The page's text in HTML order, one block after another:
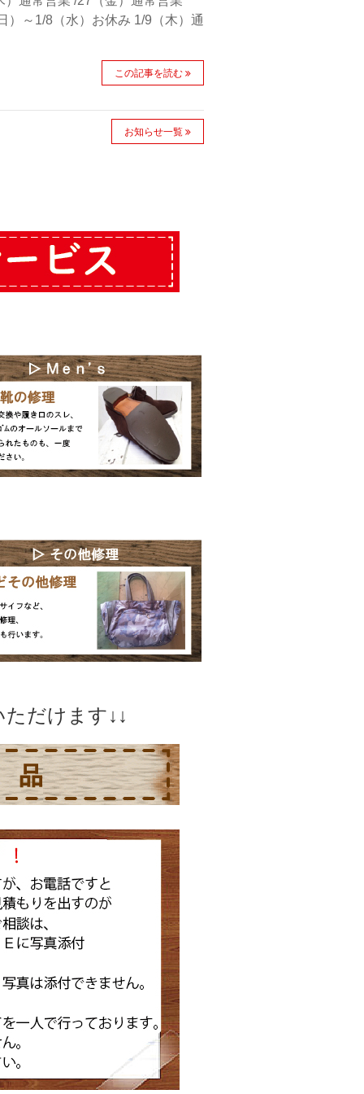
～1/8（水）お休み 1/9（木）通
この記事を読む
お知らせ一覧
だけます↓↓